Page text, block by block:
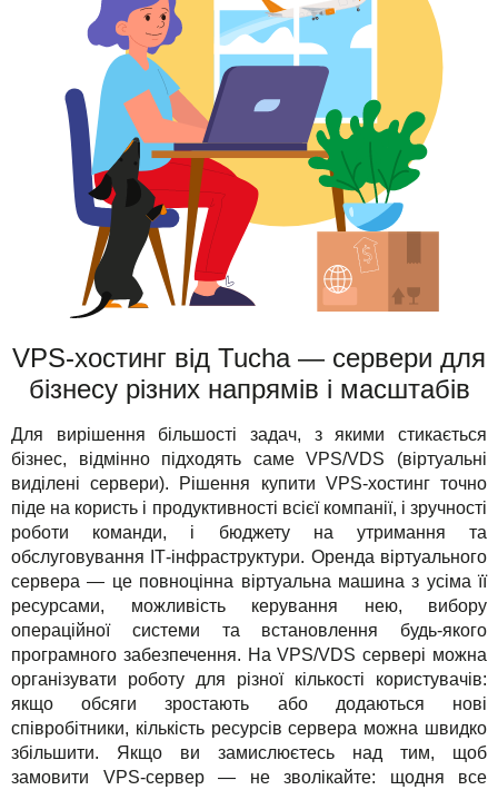
VPS-хостинг від Tucha — сервери для
бізнесу різних напрямів і масштабів
Для вирішення більшості задач, з якими стикається
бізнес, відмінно підходять саме VPS/VDS (віртуальні
виділені сервери). Рішення купити VPS-хостинг точно
піде на користь і продуктивності всієї компанії, і зручності
роботи команди, і бюджету на утримання та
обслуговування ІТ-інфраструктури. Оренда віртуального
сервера — це повноцінна віртуальна машина з усіма її
ресурсами, можливість керування нею, вибору
операційної системи та встановлення будь-якого
програмного забезпечення. На VPS/VDS сервері можна
організувати роботу для різної кількості користувачів:
якщо обсяги зростають або додаються нові
співробітники, кількість ресурсів сервера можна швидко
збільшити. Якщо ви замислюєтесь над тим, щоб
замовити VPS-сервер — не зволікайте: щодня все